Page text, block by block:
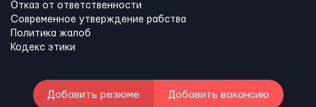
Отказ от ответственности
Современное утверждение рабства
Политика жалоб
Кодекс этики
Добавить резюме Добавить вакансию